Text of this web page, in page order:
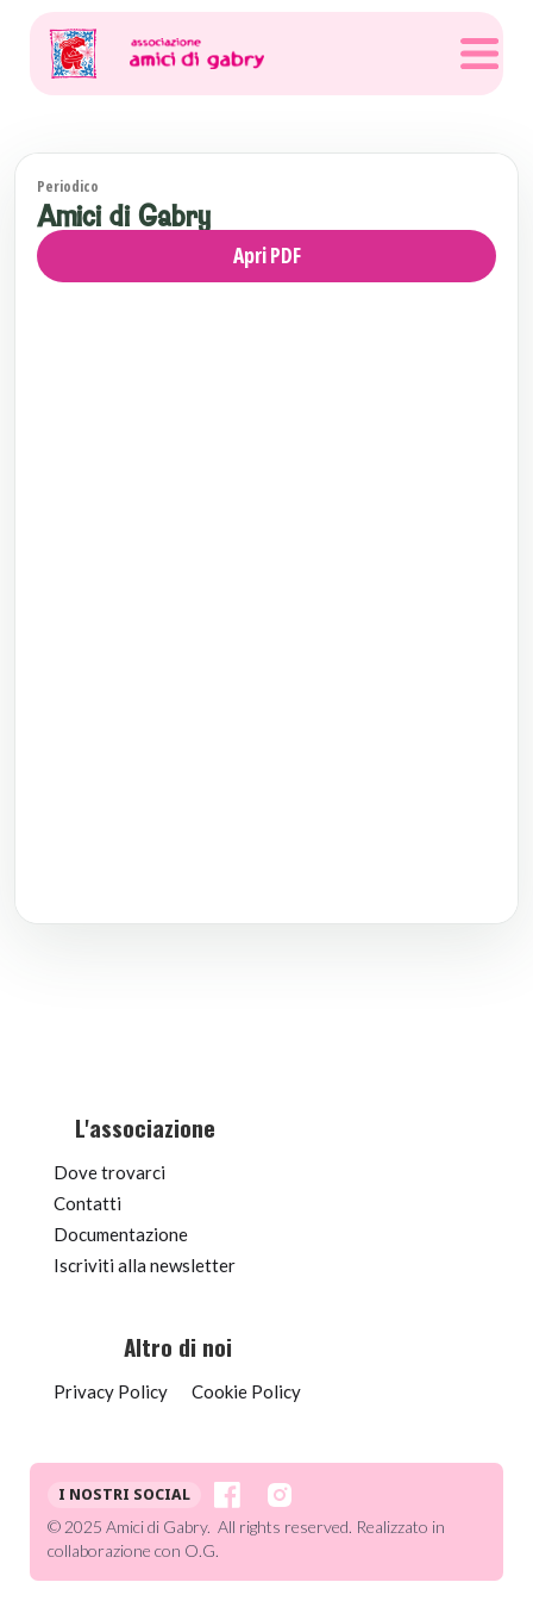
Periodico
Amici di Gabry
Apri PDF
L'associazione
Dove trovarci
Contatti
Documentazione
Iscriviti alla newsletter
Altro di noi
Privacy Policy Cookie Policy
I NOSTRI SOCIAL
© 2025 Amici di Gabry. All rights reserved. Realizzato in
collaborazione con O.G.